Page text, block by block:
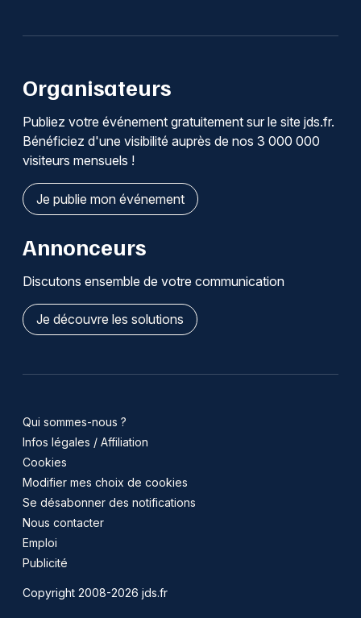
Organisateurs
Publiez votre événement gratuitement sur le site jds.fr.
Bénéficiez d'une visibilité auprès de nos 3 000 000
visiteurs mensuels !
Je publie mon événement
Annonceurs
Discutons ensemble de votre communication
Je découvre les solutions
Qui sommes-nous ?
Infos légales / Affiliation
Cookies
Modifier mes choix de cookies
Se désabonner des notifications
Nous contacter
Emploi
Publicité
Copyright 2008-2026 jds.fr